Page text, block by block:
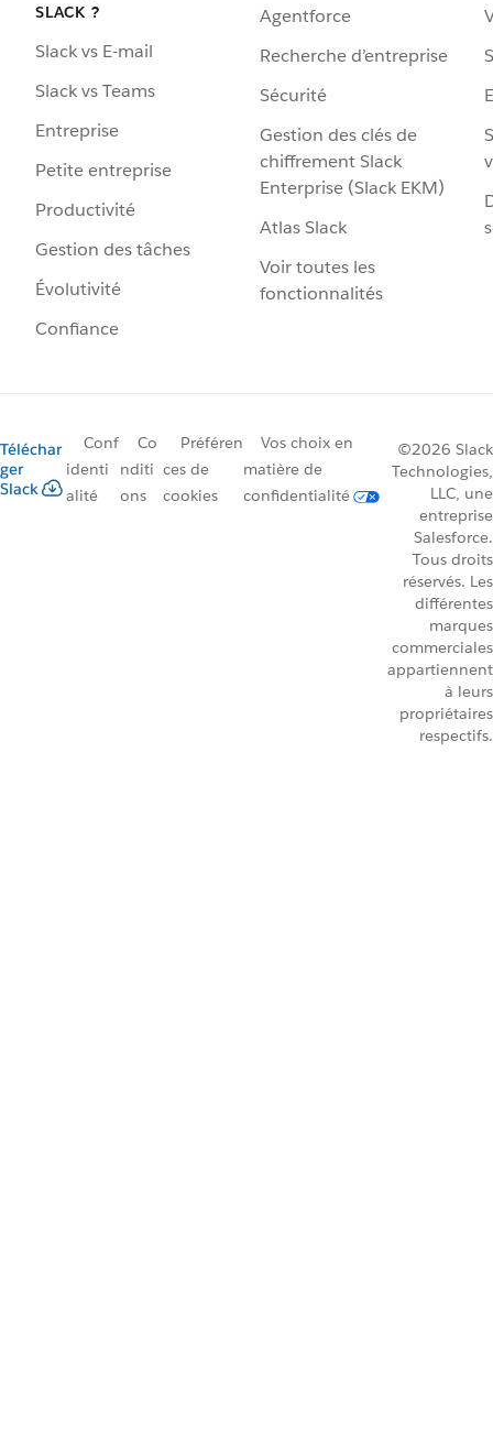
SLACK ?
Slack vs E-mail
Slack vs Teams
Entreprise
Petite entreprise
Productivité
Gestion des tâches
Évolutivité
Confiance
Agentforce
Recherche d’entreprise
Sécurité
Gestion des clés de
chiffrement Slack
Enterprise (Slack EKM)
Atlas Slack
Voir toutes les
fonctionnalités
Téléchar
ger
Slack
Conf
identi
alité
Co
nditi
ons
Préféren
ces de
cookies
Vos choix en
matière de
confidentialité
©2026 Slack
Technologies,
LLC, une
entreprise
Salesforce.
Tous droits
réservés. Les
différentes
marques
commerciales
appartiennent
à leurs
propriétaires
respectifs.